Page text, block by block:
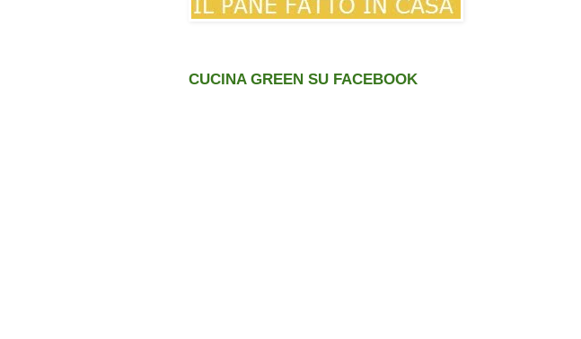
CUCINA GREEN SU FACEBOOK